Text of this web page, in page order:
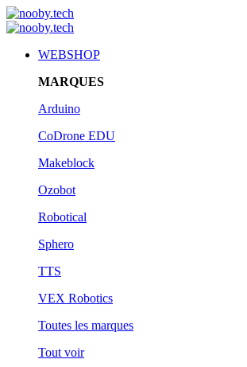
WEBSHOP
MARQUES
Arduino
CoDrone EDU
Makeblock
Ozobot
Robotical
Sphero
TTS
VEX Robotics
Toutes les marques
Tout voir